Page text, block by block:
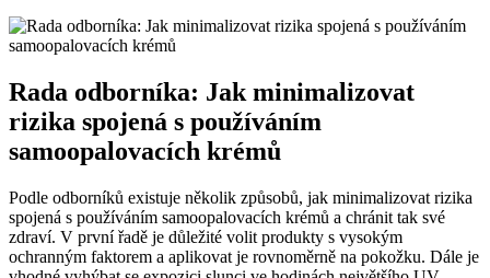
Rada odborníka: Jak minimalizovat
rizika spojená s používáním
samoopalovacích krémů
Podle odborníků existuje několik způsobů, jak minimalizovat rizika
spojená s používáním samoopalovacích krémů a chránit tak své
zdraví. V první řadě je důležité volit produkty s vysokým
ochranným faktorem a aplikovat je rovnoměrně na pokožku. Dále je